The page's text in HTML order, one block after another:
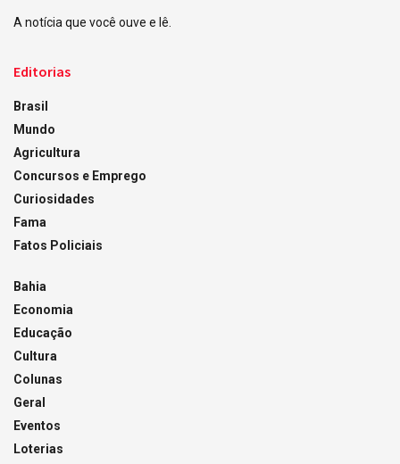
A notícia que você ouve e lê.
Editorias
Brasil
Mundo
Agricultura
Concursos e Emprego
Curiosidades
Fama
Fatos Policiais
Bahia
Economia
Educação
Cultura
Colunas
Geral
Eventos
Loterias